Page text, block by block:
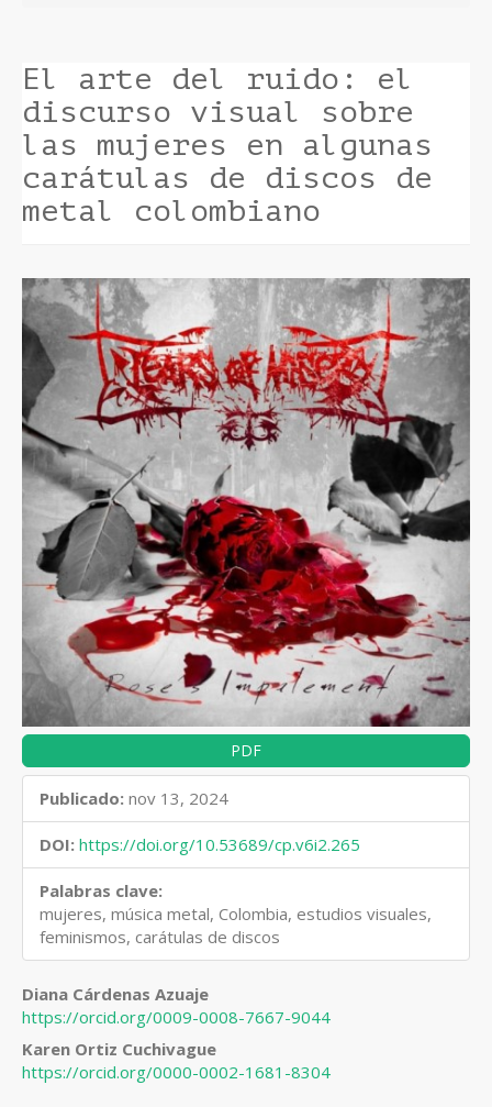
El arte del ruido: el
discurso visual sobre
las mujeres en algunas
carátulas de discos de
metal colombiano
Barra
lateral
del
artículo
PDF
Publicado: nov 13, 2024
DOI: https://doi.org/10.53689/cp.v6i2.265
Palabras clave:
mujeres, música metal, Colombia, estudios visuales,
feminismos, carátulas de discos
Contenido
principal
del
artículo
Diana Cárdenas Azuaje
https://orcid.org/0009-0008-7667-9044
Karen Ortiz Cuchivague
https://orcid.org/0000-0002-1681-8304